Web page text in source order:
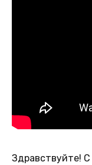
Здравствуйте!